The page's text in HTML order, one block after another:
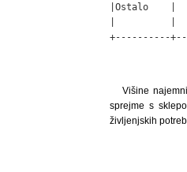
|Ostalo    |
+----------
Višine
sprejme s
življenjskih